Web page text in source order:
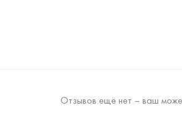
Отзывов ещё нет – ваш